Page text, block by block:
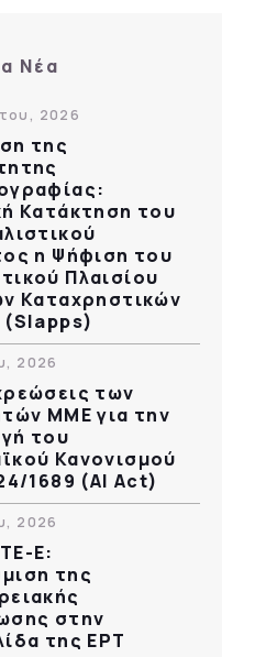
Νέα
2026
της
Κατάκτηση του
η Ψήφιση του
Πλαισίου
Καταχρηστικών
2026
των
ΜΜΕ για την
του
Κανονισμού
1689 (AI Act)
2026
Ε:
της
στην
της ΕΡΤ